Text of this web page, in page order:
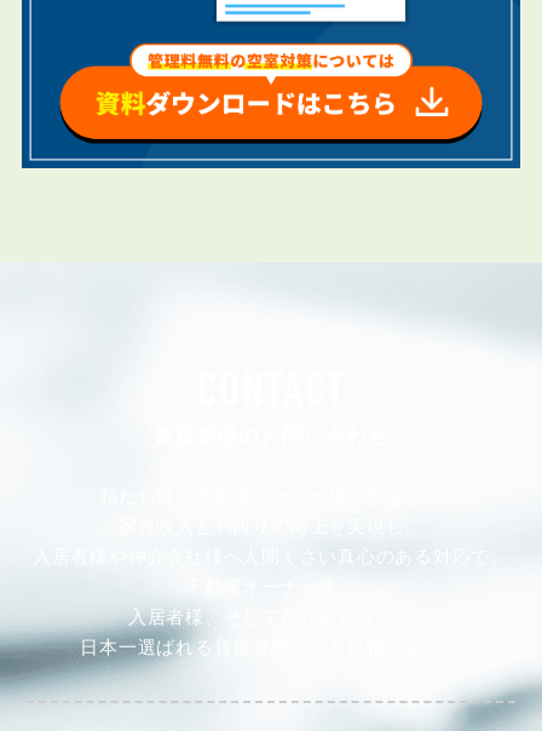
入居者様や仲介会社様へ人間くさい真心のある対応で、
入居者様、そして仲介会社様から
日本一選ばれる賃貸管理会社を目指します。